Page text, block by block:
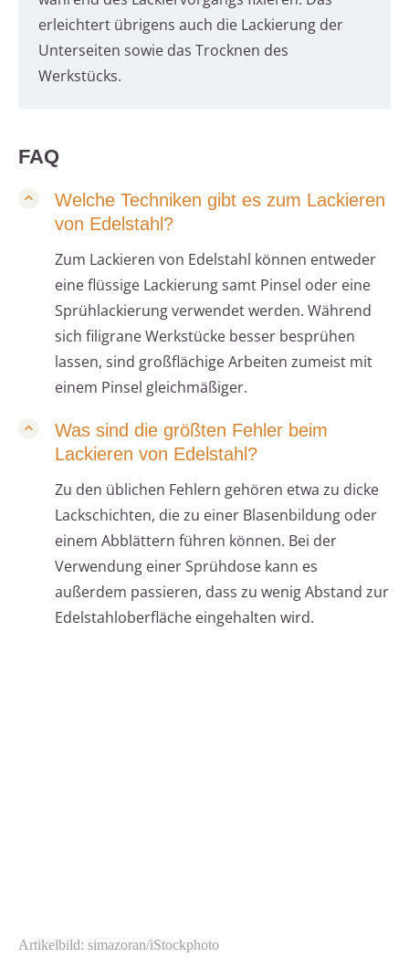
erleichtert übrigens auch die Lackierung der
Unterseiten sowie das Trocknen des
Werkstücks.
FAQ
Welche Techniken gibt es zum Lackieren
von Edelstahl?
Zum Lackieren von Edelstahl können entweder
eine flüssige Lackierung samt Pinsel oder eine
Sprühlackierung verwendet werden. Während
sich filigrane Werkstücke besser besprühen
lassen, sind großflächige Arbeiten zumeist mit
einem Pinsel gleichmäßiger.
Was sind die größten Fehler beim
Lackieren von Edelstahl?
Zu den üblichen Fehlern gehören etwa zu dicke
Lackschichten, die zu einer Blasenbildung oder
einem Abblättern führen können. Bei der
Verwendung einer Sprühdose kann es
außerdem passieren, dass zu wenig Abstand zur
Edelstahloberfläche eingehalten wird.
Artikelbild: simazoran/iStockphoto